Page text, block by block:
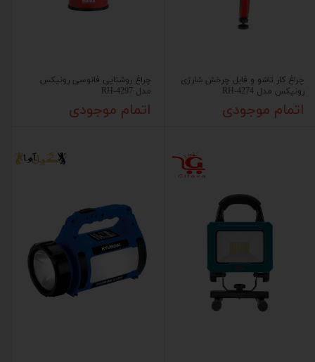
چراغ کار تاشو و قابل چرخش شارژی
رونیکس مدل RH-4274
اتمام موجودی
چراغ روشنایی فانوسی رونیکس
مدل RH-4297
اتمام موجودی